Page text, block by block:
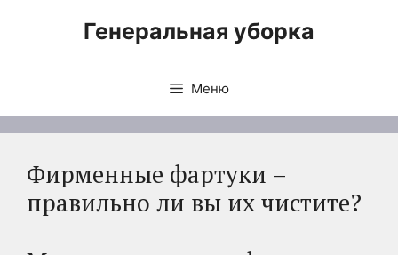
Генеральная уборка
Меню
Фирменные фартуки –
правильно ли вы их чистите?